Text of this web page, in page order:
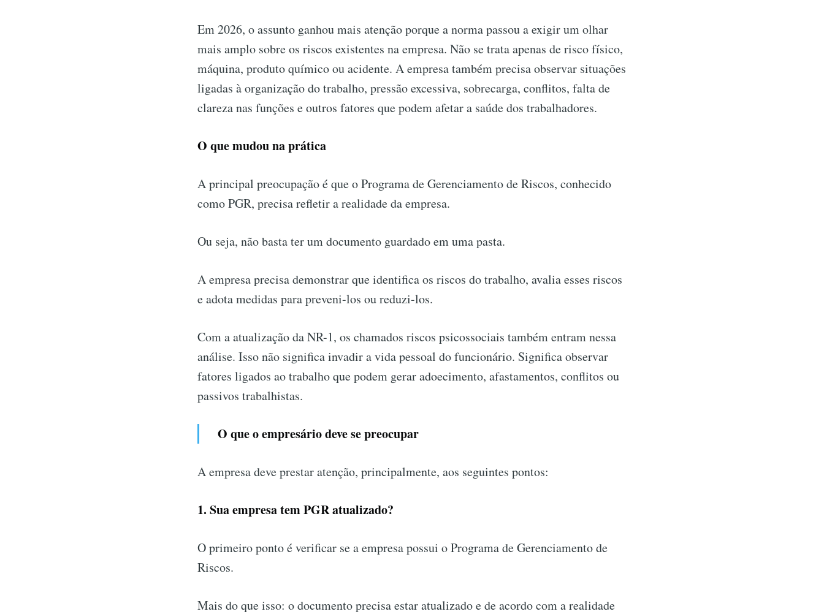
Em 2026, o assunto ganhou mais atenção porque a norma passou a exigir um olhar
mais amplo sobre os riscos existentes na empresa. Não se trata apenas de risco físico,
máquina, produto químico ou acidente. A empresa também precisa observar situações
ligadas à organização do trabalho, pressão excessiva, sobrecarga, conflitos, falta de
clareza nas funções e outros fatores que podem afetar a saúde dos trabalhadores.
O que mudou na prática
A principal preocupação é que o Programa de Gerenciamento de Riscos, conhecido
como PGR, precisa refletir a realidade da empresa.
Ou seja, não basta ter um documento guardado em uma pasta.
A empresa precisa demonstrar que identifica os riscos do trabalho, avalia esses riscos
e adota medidas para preveni-los ou reduzi-los.
Com a atualização da NR-1, os chamados riscos psicossociais também entram nessa
análise. Isso não significa invadir a vida pessoal do funcionário. Significa observar
fatores ligados ao trabalho que podem gerar adoecimento, afastamentos, conflitos ou
passivos trabalhistas.
O que o empresário deve se preocupar
A empresa deve prestar atenção, principalmente, aos seguintes pontos:
1. Sua empresa tem PGR atualizado?
O primeiro ponto é verificar se a empresa possui o Programa de Gerenciamento de
Riscos.
Mais do que isso: o documento precisa estar atualizado e de acordo com a realidade